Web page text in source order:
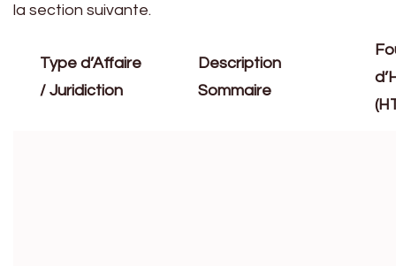
la section suivante.
Type d’Affaire
/ Juridiction
Description
Sommaire